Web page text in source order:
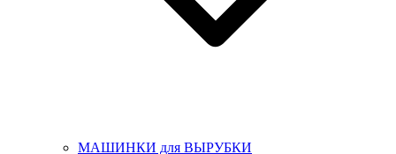
МАШИНКИ для ВЫРУБКИ